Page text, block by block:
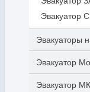
Эвакуатор
Эвакуаторы
Эвакуатор
Эвакуатор